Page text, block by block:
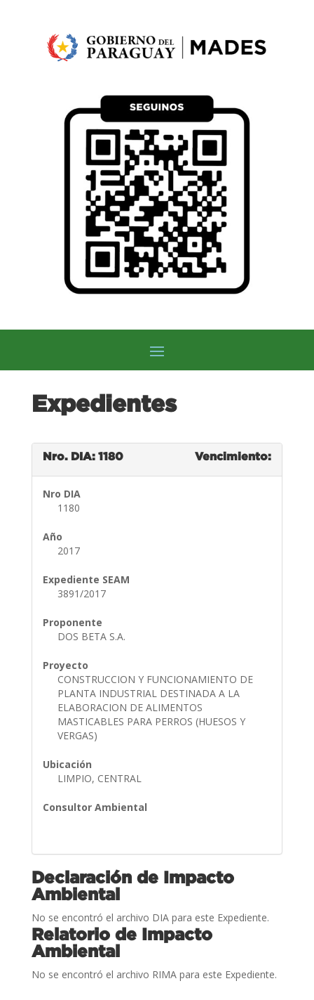
Expedientes
Nro. DIA: 1180 Vencimiento:
Nro DIA
1180
Año
2017
Expediente SEAM
3891/2017
Proponente
DOS BETA S.A.
Proyecto
CONSTRUCCION Y FUNCIONAMIENTO DE
PLANTA INDUSTRIAL DESTINADA A LA
ELABORACION DE ALIMENTOS
MASTICABLES PARA PERROS (HUESOS Y
VERGAS)
Ubicación
LIMPIO, CENTRAL
Consultor Ambiental
Declaración de Impacto
Ambiental
No se encontró el archivo DIA para este Expediente.
Relatorio de Impacto
Ambiental
No se encontró el archivo RIMA para este Expediente.